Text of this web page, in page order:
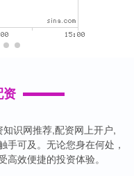
资
识网推荐,配资网上开户,
手可及。无论您身在何处，
效便捷的投资体验。